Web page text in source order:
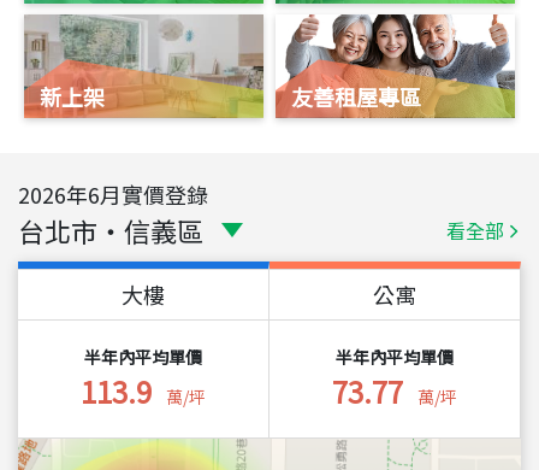
新上架 友善租屋專區
2026年6月實價登錄
台北市 ・ 信義區 看全部
大樓
半年內平均單價
113.9 萬/坪
公寓
半年內平均單價
73.77 萬/坪